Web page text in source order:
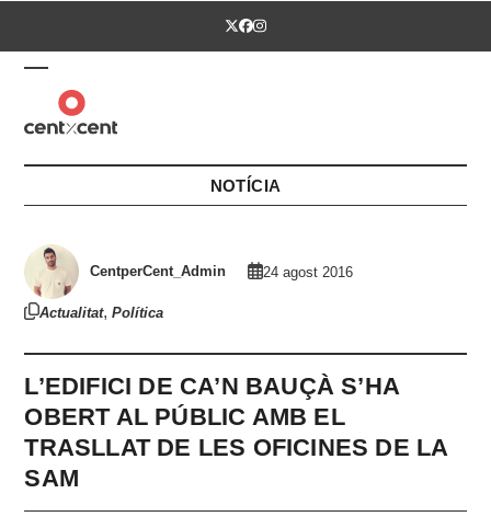
Twitter
Facebook
Instagram
Open
mobile
menu
Close
mobile
menu
NOTÍCIA
CentperCent_Admin 24 agost 2016
Actualitat,Política
L’EDIFICI DE CA’N BAUÇÀ S’HA
OBERT AL PÚBLIC AMB EL
TRASLLAT DE LES OFICINES DE LA
SAM